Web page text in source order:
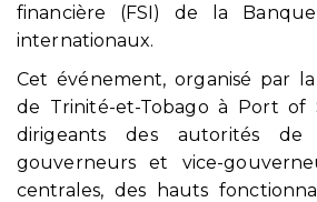
financière (FSI) de la
internationaux.
Cet événement, organisé par
de Trinité-et-Tobago à Port of
dirigeants des autorités de
gouverneurs et vice-
centrales, des hauts